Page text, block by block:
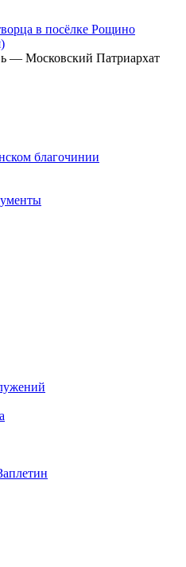
в посёлке Рощино
— Московский Патриархат
благочинии